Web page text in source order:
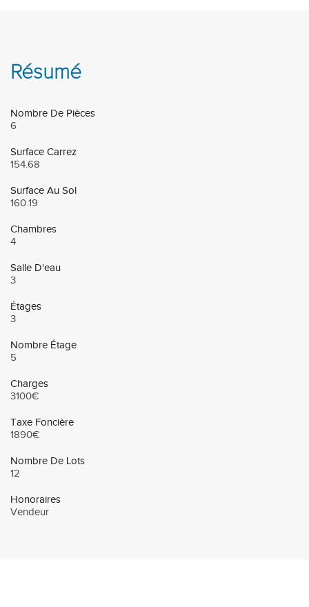
Résumé
Nombre De Pièces
6
Surface Carrez
154.68
Surface Au Sol
160.19
Chambres
4
Salle D'eau
3
Étages
3
Nombre Étage
5
Charges
3100€
Taxe Foncière
1890€
Nombre De Lots
12
Honoraires
Vendeur